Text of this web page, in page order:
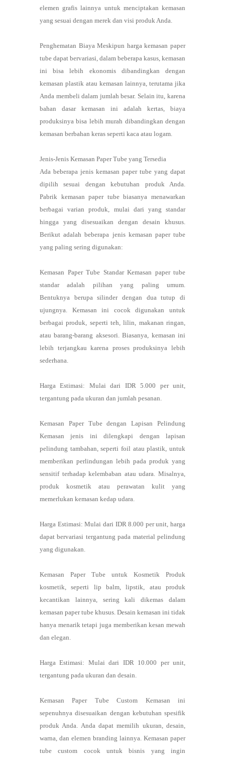
elemen grafis lainnya untuk menciptakan kemasan
yang sesuai dengan merek dan visi produk Anda.
Penghematan Biaya Meskipun harga kemasan paper
tube dapat bervariasi, dalam beberapa kasus, kemasan
ini bisa lebih ekonomis dibandingkan dengan
kemasan plastik atau kemasan lainnya, terutama jika
Anda membeli dalam jumlah besar. Selain itu, karena
bahan dasar kemasan ini adalah kertas, biaya
produksinya bisa lebih murah dibandingkan dengan
kemasan berbahan keras seperti kaca atau logam.
Jenis-Jenis Kemasan Paper Tube yang Tersedia
Ada beberapa jenis kemasan paper tube yang dapat
dipilih sesuai dengan kebutuhan produk Anda.
Pabrik kemasan paper tube biasanya menawarkan
berbagai varian produk, mulai dari yang standar
hingga yang disesuaikan dengan desain khusus.
Berikut adalah beberapa jenis kemasan paper tube
yang paling sering digunakan:
Kemasan Paper Tube Standar Kemasan paper tube
standar adalah pilihan yang paling umum.
Bentuknya berupa silinder dengan dua tutup di
ujungnya. Kemasan ini cocok digunakan untuk
berbagai produk, seperti teh, lilin, makanan ringan,
atau barang-barang aksesori. Biasanya, kemasan ini
lebih terjangkau karena proses produksinya lebih
sederhana.
Harga Estimasi: Mulai dari IDR 5.000 per unit,
tergantung pada ukuran dan jumlah pesanan.
Kemasan Paper Tube dengan Lapisan Pelindung
Kemasan jenis ini dilengkapi dengan lapisan
pelindung tambahan, seperti foil atau plastik, untuk
memberikan perlindungan lebih pada produk yang
sensitif terhadap kelembaban atau udara. Misalnya,
produk kosmetik atau perawatan kulit yang
memerlukan kemasan kedap udara.
Harga Estimasi: Mulai dari IDR 8.000 per unit, harga
dapat bervariasi tergantung pada material pelindung
yang digunakan.
Kemasan Paper Tube untuk Kosmetik Produk
kosmetik, seperti lip balm, lipstik, atau produk
kecantikan lainnya, sering kali dikemas dalam
kemasan paper tube khusus. Desain kemasan ini tidak
hanya menarik tetapi juga memberikan kesan mewah
dan elegan.
Harga Estimasi: Mulai dari IDR 10.000 per unit,
tergantung pada ukuran dan desain.
Kemasan Paper Tube Custom Kemasan ini
sepenuhnya disesuaikan dengan kebutuhan spesifik
produk Anda. Anda dapat memilih ukuran, desain,
warna, dan elemen branding lainnya. Kemasan paper
tube custom cocok untuk bisnis yang ingin